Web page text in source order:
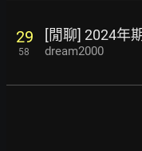
29
58
[閒聊] 2024年
dream2000